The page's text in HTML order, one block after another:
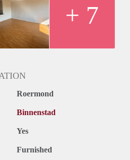
1600,-
niet toegestaan.
van Pararius.
deze link:
+ 7
Roermond
Binnenstad
Yes
Furnished